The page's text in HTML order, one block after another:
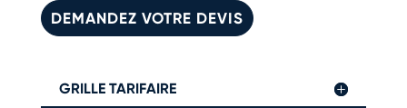
en
jean
DEMANDEZ VOTRE DEVIS
GRILLE TARIFAIRE